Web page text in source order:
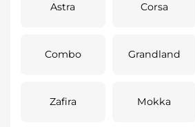
Astra Corsa
Combo Grandland
Zafira Mokka